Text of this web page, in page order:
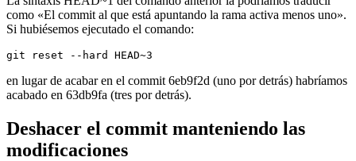
como «El commit al que está apuntando la rama activa menos uno».
Si hubiésemos ejecutado el comando:
git reset --hard HEAD~3
en lugar de acabar en el commit 6eb9f2d (uno por detrás) habríamos
acabado en 63db9fa (tres por detrás).
Deshacer el commit manteniendo las
modificaciones